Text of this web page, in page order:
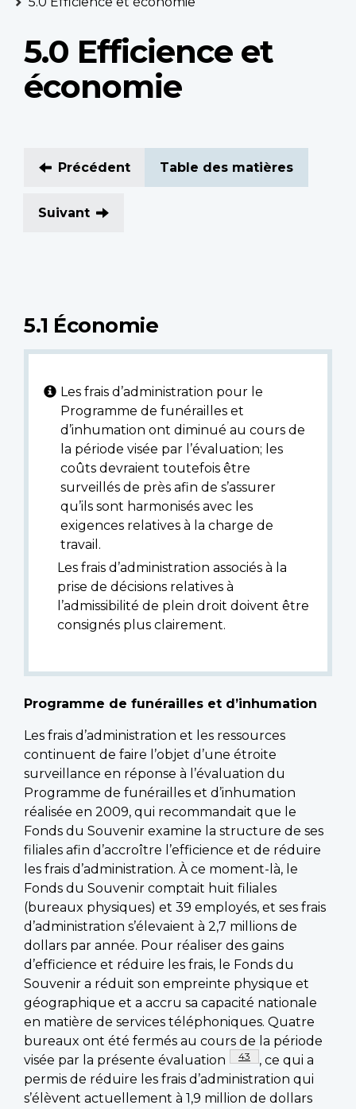
5.0 Efficience et
économie
Précédent Table des matières
Suivant
5.1 Économie
Les frais d’administration pour le
Programme de funérailles et
d’inhumation ont diminué au cours de
la période visée par l’évaluation; les
coûts devraient toutefois être
surveillés de près afin de s’assurer
qu’ils sont harmonisés avec les
exigences relatives à la charge de
travail.
Les frais d’administration associés à la
prise de décisions relatives à
l’admissibilité de plein droit doivent être
consignés plus clairement.
Programme de funérailles et d’inhumation
Les frais d’administration et les ressources
continuent de faire l’objet d’une étroite
surveillance en réponse à l’évaluation du
Programme de funérailles et d’inhumation
réalisée en 2009, qui recommandait que le
Fonds du Souvenir examine la structure de ses
filiales afin d’accroître l’efficience et de réduire
les frais d’administration. À ce moment-là, le
Fonds du Souvenir comptait huit filiales
(bureaux physiques) et 39 employés, et ses frais
d’administration s’élevaient à 2,7 millions de
dollars par année. Pour réaliser des gains
d’efficience et réduire les frais, le Fonds du
Souvenir a réduit son empreinte physique et
géographique et a accru sa capacité nationale
en matière de services téléphoniques. Quatre
bureaux ont été fermés au cours de la période
visée par la présente évaluation
Footnote
43
, ce qui a
permis de réduire les frais d’administration qui
s’élèvent actuellement à 1,9 million de dollars